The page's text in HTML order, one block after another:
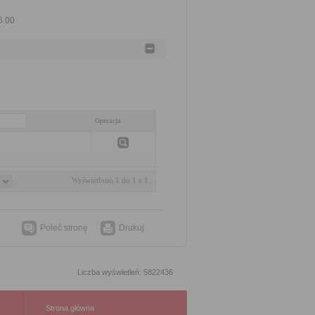
Operacja
Wyświetlono 1 do 1 z 1
Poleć stronę Drukuj
Liczba wyświetleń: 5822436
Strona główna